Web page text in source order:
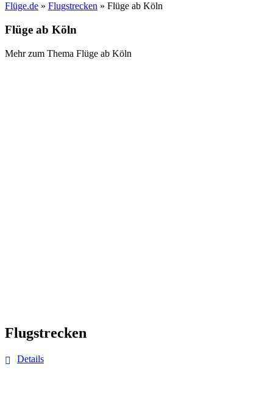
Flüge.de » Flugstrecken » Flüge ab Köln
Flüge ab Köln
Mehr zum Thema Flüge ab Köln
Flugstrecken
Details